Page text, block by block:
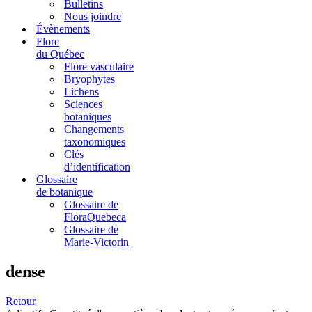
Bulletins
Nous joindre
Évènements
Flore
du Québec
Flore vasculaire
Bryophytes
Lichens
Sciences
botaniques
Changements
taxonomiques
Clés
d’identification
Glossaire
de botanique
Glossaire de
FloraQuebeca
Glossaire de
Marie-Victorin
dense
Retour